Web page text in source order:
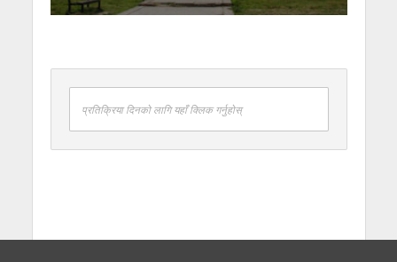
प्रतिक्रिया दिनको लागि यहाँ क्लिक गर्नुहोस्